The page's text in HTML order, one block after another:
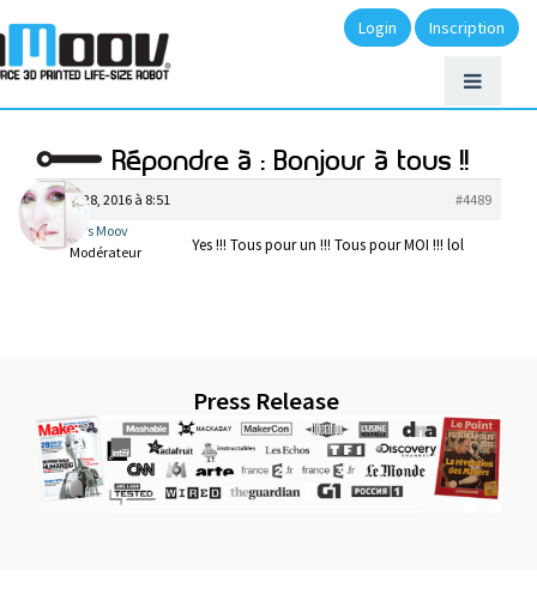
Login Inscription
Répondre à : Bonjour à tous !!
juillet 28, 2016 à 8:51
#4489
My’s Moov
Modérateur
Yes !!! Tous pour un !!! Tous pour MOI !!! lol
Press Release